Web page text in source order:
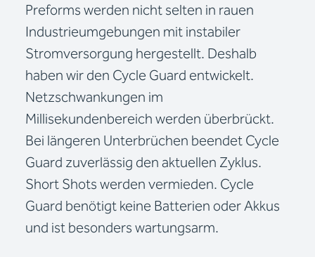
Preforms werden nicht selten in rauen
Industrieumgebungen mit instabiler
Stromversorgung hergestellt. Deshalb
haben wir den Cycle Guard entwickelt.
Netzschwankungen im
Millisekundenbereich werden überbrückt.
Bei längeren Unterbrüchen beendet Cycle
Guard zuverlässig den aktuellen Zyklus.
Short Shots werden vermieden. Cycle
Guard benötigt keine Batterien oder Akkus
und ist besonders wartungsarm.